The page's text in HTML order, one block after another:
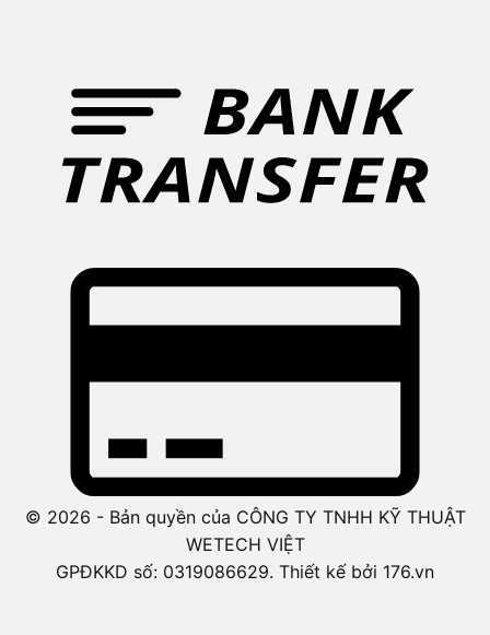
© 2026 - Bản quyền của CÔNG TY TNHH KỸ THUẬT
WETECH VIỆT
GPĐKKD số: 0319086629. Thiết kế bởi 176.vn